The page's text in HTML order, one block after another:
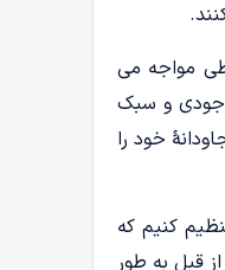
مواجه می
وجودی و سبک
خود را
کنیم که
قبل به طور